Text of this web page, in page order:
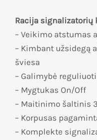
Racija signalizatorių
– Veikimo atstumas
– Kimbant užsidegą
šviesa
– Galimybė
– Mygtukas On/Off
– Maitinimo šaltinis
– Korpusas
– Komplekte